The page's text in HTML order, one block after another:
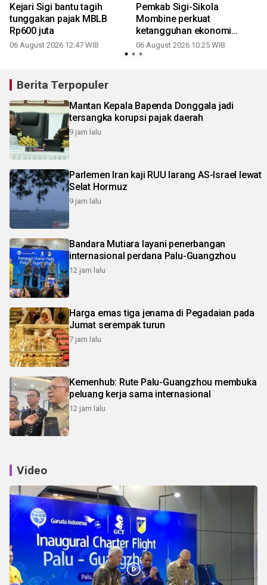
Kejari Sigi bantu tagih
tunggakan pajak MBLB
Rp600 juta
06 August 2026 12:47 WIB
Pemkab Sigi-Sikola
Mombine perkuat
ketangguhan ekonomi
kelompok rentan
06 August 2026 10:25 WIB
Berita Terpopuler
Mantan Kepala Bapenda Donggala jadi
tersangka korupsi pajak daerah
9 jam lalu
Parlemen Iran kaji RUU larang AS-Israel lewat
Selat Hormuz
9 jam lalu
Bandara Mutiara layani penerbangan
internasional perdana Palu-Guangzhou
12 jam lalu
Harga emas tiga jenama di Pegadaian pada
Jumat serempak turun
7 jam lalu
Kemenhub: Rute Palu-Guangzhou membuka
peluang kerja sama internasional
12 jam lalu
Video